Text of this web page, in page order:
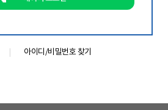
아이디/비밀번호 찾기